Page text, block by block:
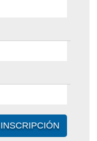
INSCRIPCIÓN